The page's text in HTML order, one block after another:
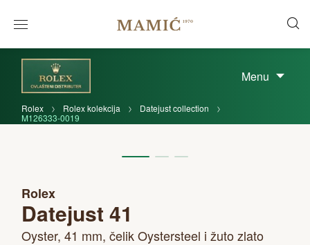
Menu
Rolex Rolex kolekcija
Datejust collection
M126333-0019
Rolex
Datejust 41
Oyster, 41 mm, čelik Oystersteel i žuto zlato